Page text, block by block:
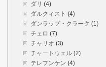
ダリ (4)
ダルクィスト (4)
ダンラップ・クラーク (1)
チェロ (7)
チャリオ (3)
チャートウェル (2)
テレフンケン (4)